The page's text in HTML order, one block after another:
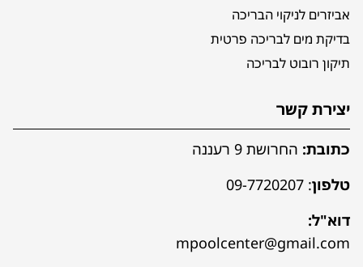
אביזרים לניקוי הבריכה
בדיקת מים לבריכה פרטית
תיקון רובוט לבריכה
יצירת קשר
כתובת: החרושת 9 רעננה
טלפון:
09-7720207
דוא"ל:
mpoolcenter@gmail.com